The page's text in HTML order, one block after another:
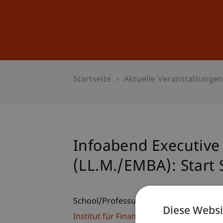
Startseite Aktuelle Veranstaltungen
Infoabend
(LL.M./EMBA): Start
School/Professur:
Institut für Finance
Diese